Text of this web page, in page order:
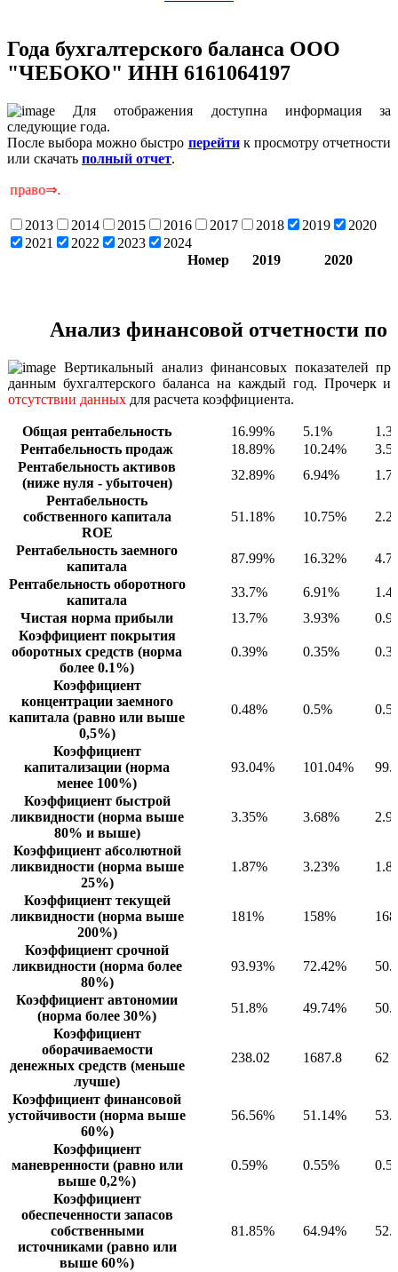
Года бухгалтерского баланса ООО
"ЧЕБОКО" ИНН 6161064197
Для отображения доступна информация за
следующие года.
После выбора можно быстро перейтик просмотру отчетности
или скачать полный отчет.
2013 2014 2015 2016 2017 2018 2019
2020
2021
2022 2023
2024
Номер
2019 2020
Анализ финансовой отчетности
Вертикальный анализ финансовых показателей
данным бухгалтерского баланса на каждый год. Прочерк
отсутствии данных для расчета коэффициента.
Общая рентабельность 16.99% 5.1%
Рентабельность продаж
18.89% 10.24%
Рентабельность активов
(ниже нуля - убыточен)
32.89% 6.94%
Рентабельность
собственного капитала
ROE
51.18% 10.75%
Рентабельность заемного
капитала
87.99% 16.32%
Рентабельность оборотного
капитала
33.7% 6.91%
Чистая норма прибыли
13.7% 3.93%
Коэффициент покрытия
оборотных средств (норма
более 0.1%)
0.39% 0.35%
Коэффициент
концентрации заемного
капитала (равно или выше
0,5%)
0.48% 0.5%
Коэффициент
капитализации (норма
менее 100%)
93.04% 101.04%
Коэффициент быстрой
ликвидности (норма выше
80% и выше)
3.35% 3.68%
Коэффициент абсолютной
ликвидности (норма выше
25%)
1.87% 3.23%
Коэффициент текущей
ликвидности (норма выше
200%)
181% 158%
Коэффициент срочной
ликвидности (норма более
80%)
93.93% 72.42%
Коэффициент автономии
(норма более 30%)
51.8% 49.74%
Коэффициент
оборачиваемости
денежных средств (меньше
лучше)
238.02 1687.8
Коэффициент финансовой
устойчивости (норма выше
60%)
56.56% 51.14%
Коэффициент
маневренности (равно или
выше 0,2%)
0.59% 0.55%
Коэффициент
обеспеченности запасов
собственными
источниками (равно или
выше 60%)
81.85% 64.94%